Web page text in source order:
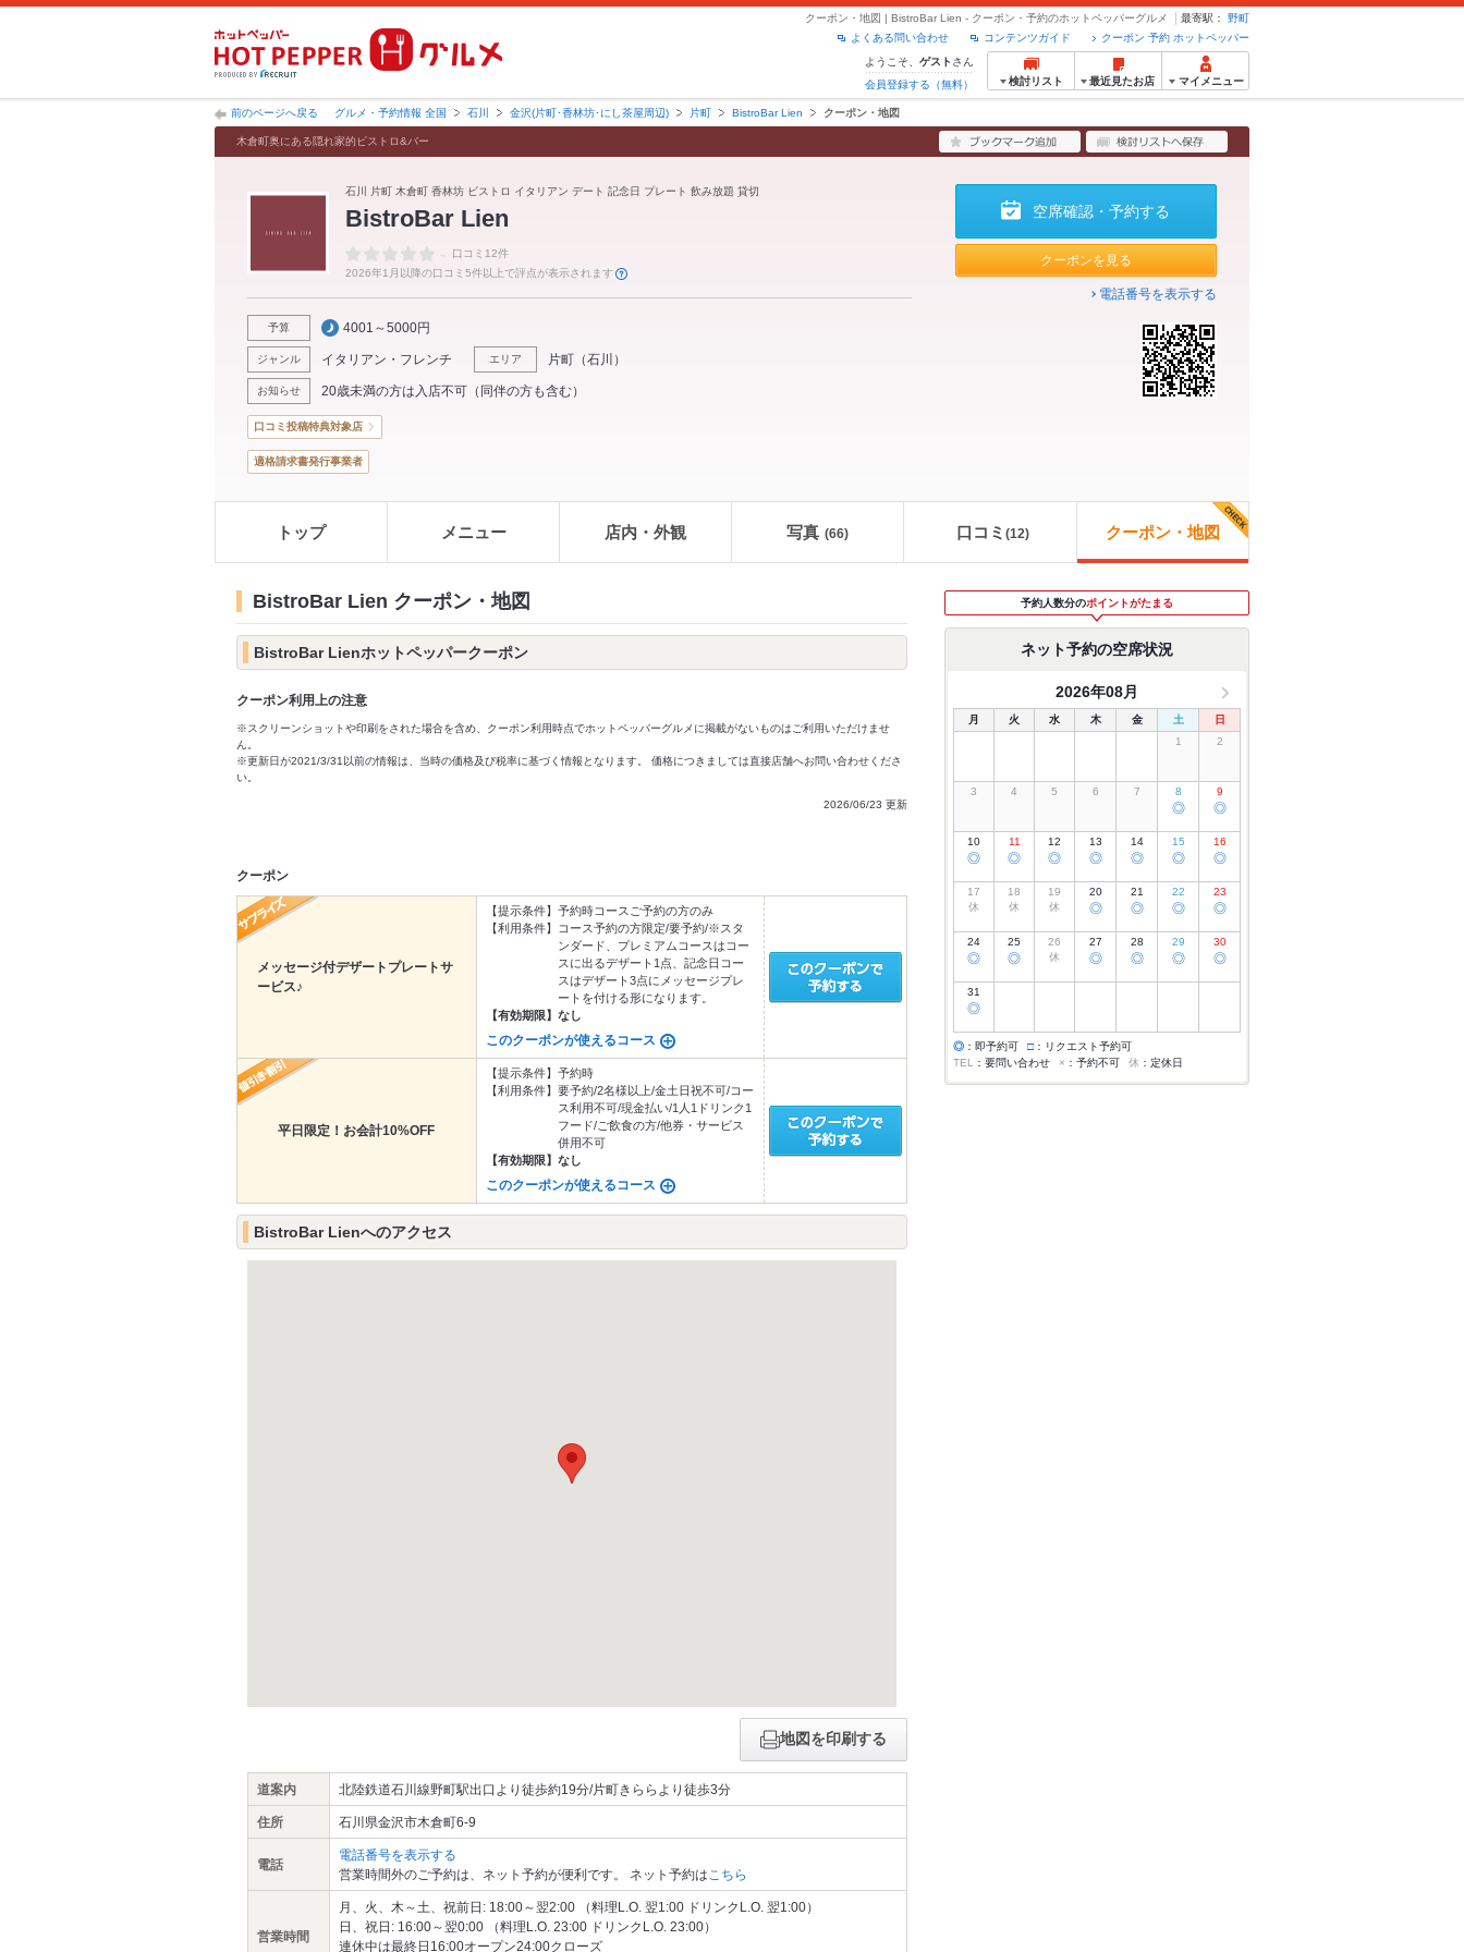
クーポン・地図 | BistroBar Lien - クーポン・予約のホットペッパーグルメ 最寄駅：
野町
クーポン 予約 ホットペッパー
コンテンツガイド
よくある問い合わせ
ようこそ、 ゲスト さん
会員登録する（無料）
検討リスト 最近見たお店 マイメニュー
前のページへ戻る グルメ・予約情報 全国 石川 金沢(片町･香林坊･にし茶屋周辺) 片町 BistroBar Lien クーポン・地図
木倉町奥にある隠れ家的ビストロ&バー
石川 片町 木倉町 香林坊 ビストロ イタリアン デート 記念日 プレート 飲み放題 貸切
BistroBar Lien
-
口コミ12件
2026年1月以降の口コミ5件以上で評点が表示されます
予算 4001～5000円
ジャンル イタリアン・フレンチ エリア 片町 （石川 ）
お知らせ 20歳未満の方は入店不可（同伴の方も含む）
空席確認・予約する
クーポンを見る
電話番号を表示する
口コミ投稿特典対象店
適格請求書発行事業者
トップ メニュー 店内・外観 写真 (66) 口コミ (12) クーポン・地図
BistroBar Lien クーポン・地図
BistroBar Lienホットペッパークーポン
クーポン利用上の注意
※スクリーンショットや印刷をされた場合を含め、クーポン利用時点でホットペッパーグルメに掲載がないものはご利用いただけませ
ん。
※更新日が2021/3/31以前の情報は、当時の価格及び税率に基づく情報となります。 価格につきましては直接店舗へお問い合わせくださ
い。
2026/06/23 更新
クーポン
メッセージ付デザートプレートサ
ービス♪
【提示条件】 予約時コースご予約の方のみ
【利用条件】
コース予約の方限定/要予約/※スタ
ンダード、プレミアムコースはコー
スに出るデザート1点、記念日コー
スはデザート3点にメッセージプレ
ートを付ける形になります。
【有効期限】 なし
このクーポンが使えるコース
平日限定！お会計10%OFF
【提示条件】 予約時
【利用条件】 要予約/2名様以上/金土日祝不可/コー
ス利用不可/現金払い/1人1ドリンク1
フード/ご飲食の方/他券・サービス
併用不可
【有効期限】 なし
このクーポンが使えるコース
BistroBar Lienへのアクセス
地図を印刷する
道案内 北陸鉄道石川線野町駅出口より徒歩約19分/片町きららより徒歩3分
住所 石川県金沢市木倉町6-9
電話
電話番号を表示する
営業時間外のご予約は、ネット予約が便利です。 ネット予約はこちら
営業時間
月、火、木～土、祝前日: 18:00～翌2:00 （料理L.O. 翌1:00 ドリンクL.O. 翌1:00）
日、祝日: 16:00～翌0:00 （料理L.O. 23:00 ドリンクL.O. 23:00）
連休中は最終日16:00オープン24:00クローズ
予約人数分のポイントがたまる
ネット予約の空席状況
2026年08月
月 火 水 木 金 土
日
1
2
3 4 5 6 7 8
◎
9
◎
10
◎
11
◎
12
◎
13
◎
14
◎
15
◎
16
◎
17
休
18
休
19
休
20
◎
21
◎
22
◎
23
◎
24
◎
25
◎
26
休
27
◎
28
◎
29
◎
30
◎
31
◎
◎ ：即予約可 □ ：リクエスト予約可
TEL
：要問い合わせ × ：予約不可 休 ：定休日